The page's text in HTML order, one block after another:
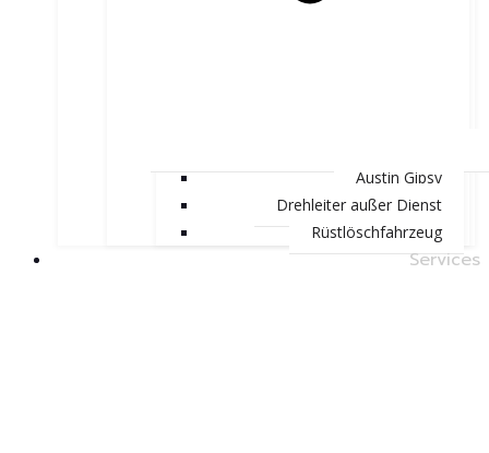
Austin Gipsy
Drehleiter außer Dienst
Rüstlöschfahrzeug
Services